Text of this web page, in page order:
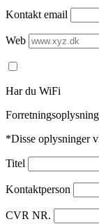
Kontakt email
Web
Har du WiFi
*Disse oplysninger
Titel
Kontaktperson
CVR NR.